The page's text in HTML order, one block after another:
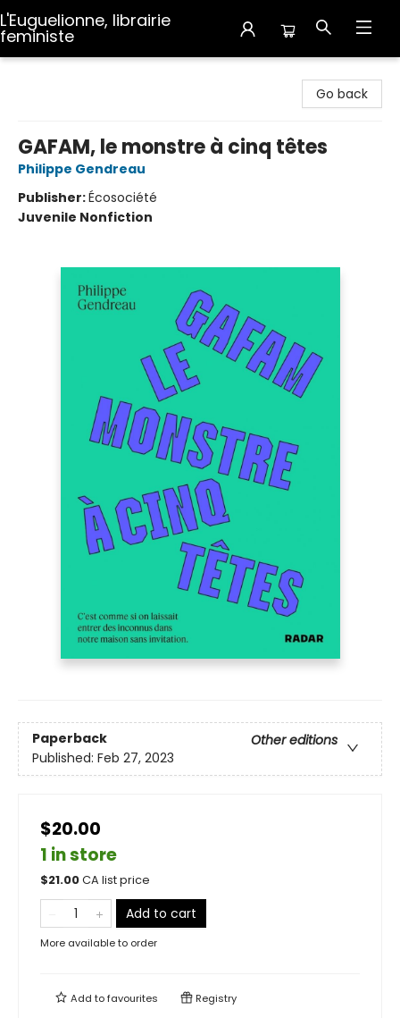
L'Euguelionne, librairie
feministe
Go back
GAFAM, le monstre à cinq têtes
Philippe Gendreau
Publisher:Écosociété
Juvenile Nonfiction
Paperback
Other editions
Published: Feb 27, 2023
$20.00
1 in store
$21.00CA list price
Add to cart
More available to order
Add tofavourites Registry